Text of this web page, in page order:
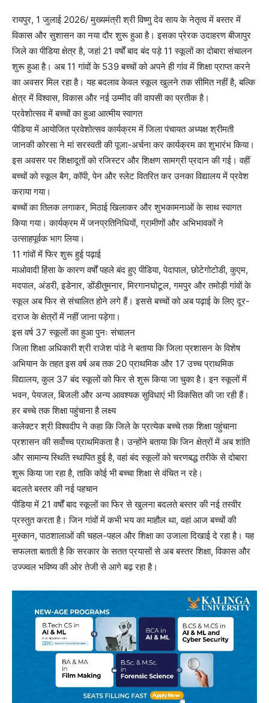
रायपुर, 1 जुलाई 2026/ मुख्यमंत्री श्री विष्णु देव साय के नेतृत्व में बस्तर में
विकास और सुशासन का नया दौर शुरू हुआ है। इसका प्रेरक उदाहरण बीजापुर
जिले का पीडिया क्षेत्र है, जहां 21 वर्षों बाद बंद पड़े 11 स्कूलों का दोबारा संचालन
शुरू हुआ है। अब 11 गांवों के 539 बच्चों को अपने ही गांव में शिक्षा प्राप्त करने
का अवसर मिल रहा है। यह बदलाव केवल स्कूल खुलने तक सीमित नहीं है, बल्कि
क्षेत्र में विश्वास, विकास और नई उम्मीद की वापसी का प्रतीक है।
प्रवेशोत्सव में बच्चों का हुआ आत्मीय स्वागत
पीडिया में आयोजित प्रवेशोत्सव कार्यक्रम में जिला पंचायत अध्यक्ष श्रीमती
जानकी कोरसा ने मां सरस्वती की पूजा-अर्चना कर कार्यक्रम का शुभारंभ किया।
इस अवसर पर शिक्षादूतों को रजिस्टर और शिक्षण सामग्री प्रदान की गई। वहीं
बच्चों को स्कूल बैग, कॉपी, पेन और स्लेट वितरित कर उनका विद्यालय में प्रवेश
कराया गया।
बच्चों का तिलक लगाकर, मिठाई खिलाकर और शुभकामनाओं के साथ स्वागत
किया गया। कार्यक्रम में जनप्रतिनिधियों, ग्रामीणों और अभिभावकों ने
उत्साहपूर्वक भाग लिया।
11 गांवों में फिर शुरू हुई पढ़ाई
माओवादी हिंसा के कारण वर्षों पहले बंद हुए पीडिया, पेदापाल, छोटेगोटोडी, कुएम,
मदपाल, अंडरी, इडेनार, डोंडीतुमनार, मिरगानघोटूल, गमपुर और तमोड़ी गांवों के
स्कूल अब फिर से संचालित होने लगे हैं। इससे बच्चों को अब पढ़ाई के लिए दूर-
दराज के क्षेत्रों में नहीं जाना पड़ेगा।
इस वर्ष 37 स्कूलों का हुआ पुनः संचालन
जिला शिक्षा अधिकारी श्री राजेश पांडे ने बताया कि जिला प्रशासन के विशेष
अभियान के तहत इस वर्ष अब तक 20 प्राथमिक और 17 उच्च प्राथमिक
विद्यालय, कुल 37 बंद स्कूलों को फिर से शुरू किया जा चुका है। इन स्कूलों में
भवन, पेयजल, बिजली और अन्य आवश्यक सुविधाएं भी विकसित की जा रही हैं।
हर बच्चे तक शिक्षा पहुंचाना है लक्ष्य
कलेक्टर श्री विश्वदीप ने कहा कि जिले के प्रत्येक बच्चे तक शिक्षा पहुंचाना
प्रशासन की सर्वोच्च प्राथमिकता है। उन्होंने बताया कि जिन क्षेत्रों में अब शांति
और सामान्य स्थिति स्थापित हुई है, वहां बंद स्कूलों को चरणबद्ध तरीके से दोबारा
शुरू किया जा रहा है, ताकि कोई भी बच्चा शिक्षा से वंचित न रहे।
बदलते बस्तर की नई पहचान
पीडिया में 21 वर्षों बाद स्कूलों का फिर से खुलना बदलते बस्तर की नई तस्वीर
प्रस्तुत करता है। जिन गांवों में कभी भय का माहौल था, वहां आज बच्चों की
मुस्कान, पाठशालाओं की चहल-पहल और शिक्षा का उजाला दिखाई दे रहा है। यह
सफलता बताती है कि सरकार के सतत प्रयासों से अब बस्तर शिक्षा, विकास और
उज्ज्वल भविष्य की ओर तेजी से आगे बढ़ रहा है।